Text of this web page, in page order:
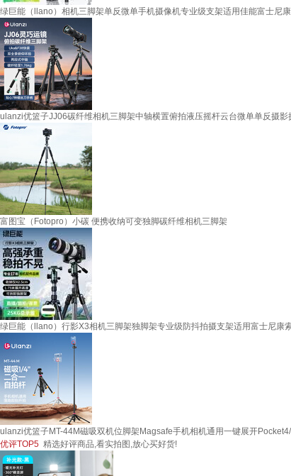
绿巨能（llano）相机三脚架单反微单手机摄像机专业级支架适用佳能富士尼
ulanzi优篮子JJ06碳纤维相机三脚架中轴横置俯拍液压摇杆云台微单单反摄
富图宝（Fotopro）小碳 便携收纳可变独脚碳纤维相机三脚架
绿巨能（llano）行影X3相机三脚架独脚架专业级防抖拍摄支架适用富士尼康
ulanzi优篮子MT-44M磁吸双机位脚架Magsafe手机相机通用一键展开
优评TOP5 精选好评商品,看实拍图,放心买好货!